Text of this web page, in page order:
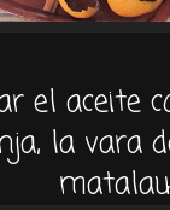
el aceite
la vara